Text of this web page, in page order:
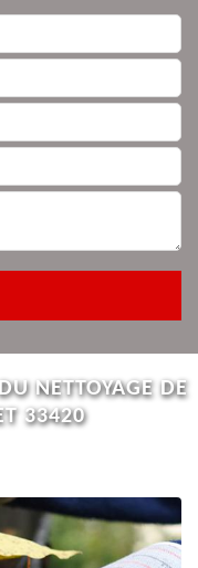
NETTOYAGE DE
33420